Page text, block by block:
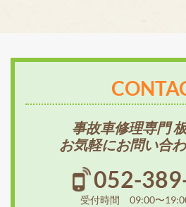
事故車修理専門
お気軽にお問い合
052-
受付時間 09:00〜